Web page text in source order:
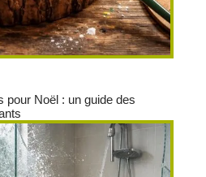
pour Noël : un guide des